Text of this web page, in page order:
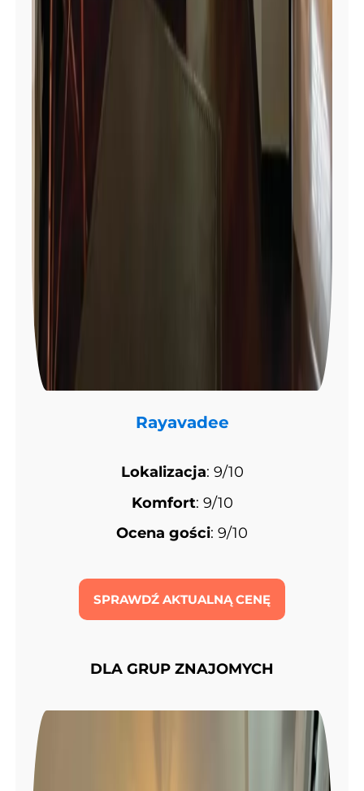
Rayavadee
Lokalizacja: 9/10
Komfort: 9/10
Ocena gości: 9/10
SPRAWDŹ AKTUALNĄ CENĘ
DLA GRUP ZNAJOMYCH